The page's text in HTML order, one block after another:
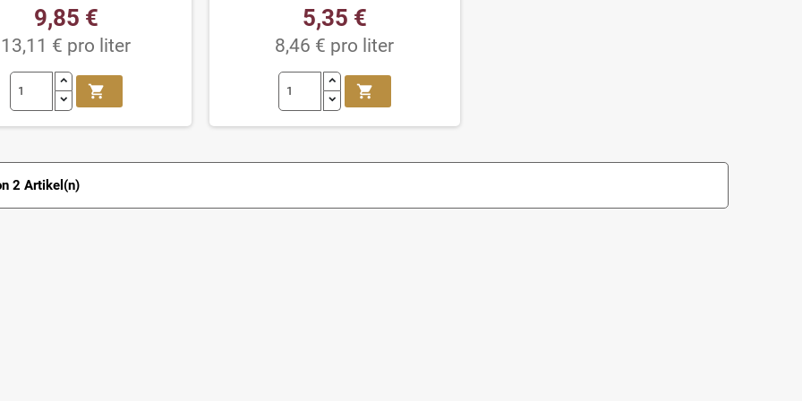
9,85 €
13,11 € pro liter
shopping_cart
5,35 €
8,46 € pro liter
shopping_cart
2 Artikel(n)